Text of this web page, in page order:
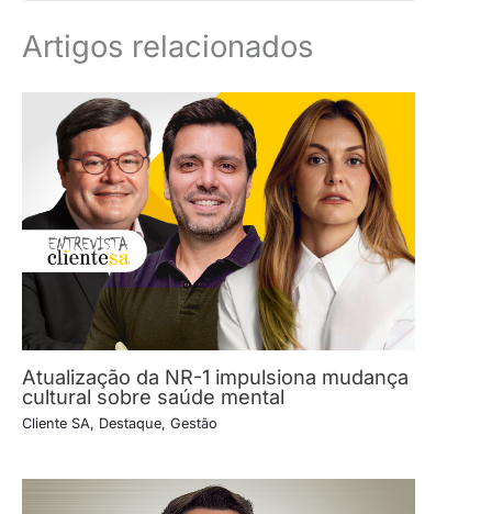
Artigos relacionados
Atualização da NR-1 impulsiona mudança
cultural sobre saúde mental
Cliente SA, Destaque, Gestão